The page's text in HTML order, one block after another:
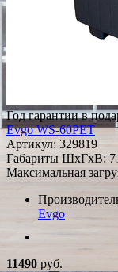
Год гарантии в
Evgo WS-60PET
Артикул: 329819
Габариты ШxГxВ:
Максимальная
Evgo
11490 руб.